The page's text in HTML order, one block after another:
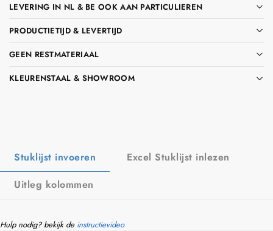
LEVERING IN NL & BE OOK AAN PARTICULIEREN
PRODUCTIETIJD & LEVERTIJD
GEEN RESTMATERIAAL
KLEURENSTAAL & SHOWROOM
Stuklijst invoeren
Excel Stuklijst inlezen
Uitleg kolommen
Hulp nodig? bekijk de instructievideo